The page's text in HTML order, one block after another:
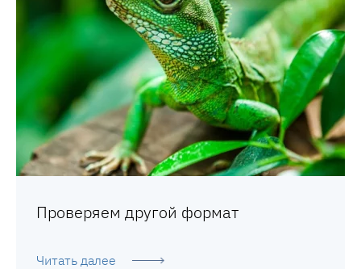
Проверяем другой формат
Читать далее